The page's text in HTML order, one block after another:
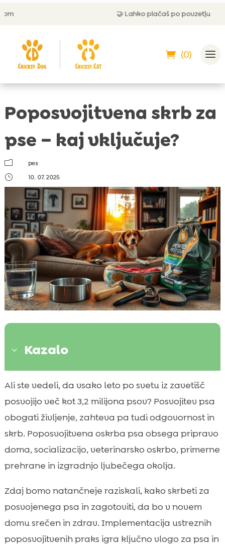
Lahko plačaš po povzetju
(0)
Poposvojitvena skrb za
pse – kaj vključuje?
m
pes
}
10. 07. 2025
3 Kazalo
 Kako pripraviti dom za novega psa
 Pomembnost doslednosti in rutine
 Socializacija z drugimi živalmi in ljudmi
 Nadaljnja oskrba posvojenega psa
Najpomembnejši vidiki prehrane psa
 CricksyDog hrana za pse – odličen izbor
 Ukvarjanje z vedenjskimi težavami
 Ustrezna veterinarska oskrba
Potovanje s psom
 Ustvarjanje varnega zavetja doma
Ali ste vedeli, da vsako leto po svetu iz zavetišč
posvojijo več kot 3,2 milijona psov? Posvojitev psa
obogati življenje, zahteva pa tudi odgovornost in
skrb. Poposvojitvena oskrba psa obsega pripravo
doma, socializacijo, veterinarsko oskrbo, primerne
prehrane in izgradnjo ljubečega okolja.
Zdaj bomo natančneje raziskali, kako skrbeti za
posvojenega psa in zagotoviti, da bo v novem
domu srečen in zdrav. Implementacija ustreznih
poposvojitvenih praks igra ključno vlogo za psa in